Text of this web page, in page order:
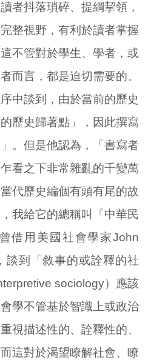
者抖落瑣碎、提綱挈領，
整視野，有利於讀者掌握
不管對於學生、學者，或
而言，都是迫切需要的。
談到，由於當前的歷史
歷史歸著點」，因此撰寫
。但是他認為，「書寫者
看之下非常雜亂的千變萬
代歷史編個有頭有尾的故
我給它的總稱叫『中華民
借用美國社會學家John
談到「敘事的或詮釋的社
sociology）應該
學不管基於智識上或政治
視描述性的、詮釋性的、
這對於渴望瞭解社會、瞭